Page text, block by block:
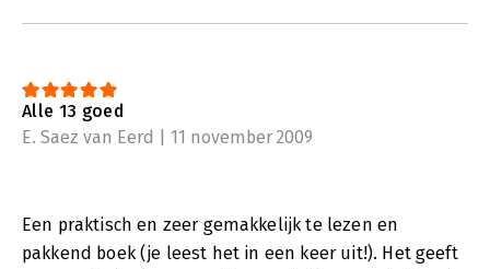
Alle 13 goed
E. Saez van Eerd | 11 november 2009
Een praktisch en zeer gemakkelijk te lezen en
pakkend boek (je leest het in een keer uit!). Het geeft